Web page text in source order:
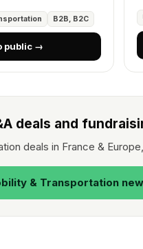
B2B, B2C
public →
deals and
deals in France &
& Transportation